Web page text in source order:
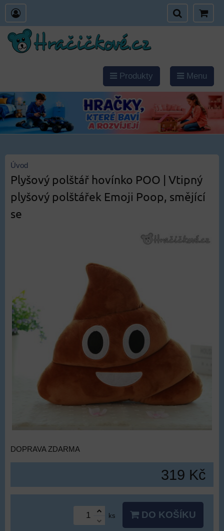
Produkty Menu
Úvod
Plyšový polštář hovínko POO | Vtipný
plyšový polštářek Emoji Poop, smějící
se
DOPRAVA ZDARMA
319 Kč
ks DO KOŠÍKU